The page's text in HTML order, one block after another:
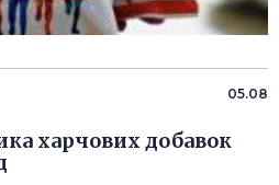
05.08
харчових добавок